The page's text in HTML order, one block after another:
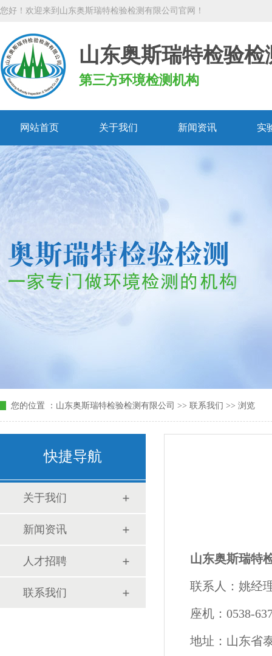
您好！欢迎来到山东奥斯瑞特检验检测有限公司官网！
山东奥斯瑞特检验检
第三方环境检测机构
网站首页 关于我们 新闻资讯 实
热门搜索关键词：
您的位置 ： 山东奥斯瑞特检验检测有限公司 >> 联系我们 >> 浏览
快捷导航
关于我们
新闻资讯
人才招聘
联系我们
山东奥斯瑞特
联系人：姚经
座机：0538-
地址：山东省